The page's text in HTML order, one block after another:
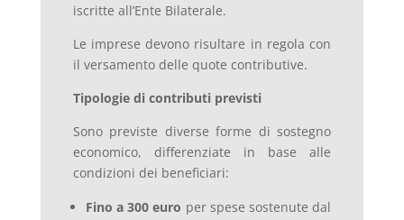
iscritte all’Ente Bilaterale.
Le imprese devono risultare in regola con
il versamento delle quote contributive.
Tipologie di contributi previsti
Sono previste diverse forme di sostegno
economico, differenziate in base alle
condizioni dei beneficiari:
Fino a 300 euro per spese sostenute dal